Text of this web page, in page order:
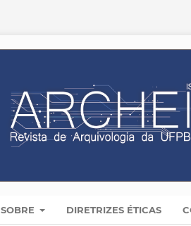
SOBRE DIRETRIZES ÉTICAS